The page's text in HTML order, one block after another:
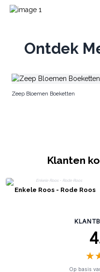
Ontdek
Zeep Bloemen Boeketten
Klanten
Enkele Roos - Rode Roos
★
★
Op basis